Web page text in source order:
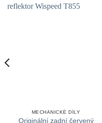
MECHANICKÉ DÍLY
Originální zadní červený